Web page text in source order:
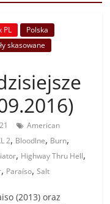
PL
Polska
skasowane
American
2, Bloodlne, Burn,
, Highway Thru Hell,
, Paraíso,Salt
(2013) oraz